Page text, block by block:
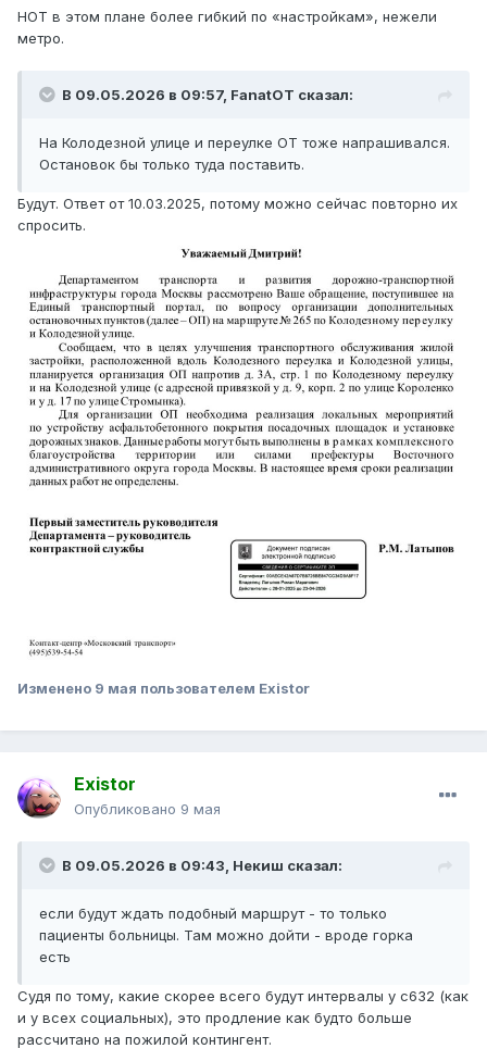
НОТ в этом плане более гибкий по «настройкам», нежели
метро.
В 09.05.2026 в 09:57, FanatOT сказал:
На Колодезной улице и переулке ОТ тоже напрашивался.
Остановок бы только туда поставить.
Будут. Ответ от 10.03.2025, потому можно сейчас повторно их
спросить.
Изменено 9 мая пользователем Existor
Existor
Опубликовано 9 мая
В 09.05.2026 в 09:43, Некиш сказал:
если будут ждать подобный маршрут - то только
пациенты больницы. Там можно дойти - вроде горка
есть
Судя по тому, какие скорее всего будут интервалы у с632 (как
и у всех социальных), это продление как будто больше
рассчитано на пожилой контингент.